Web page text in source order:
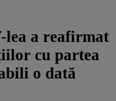
lea a reafirmat
cu partea
o dată